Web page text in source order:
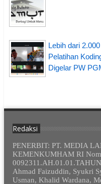
Lebih dari
Pelatihan
Digelar PW
Redaksi
PENERBIT: PT. MEDIA
KEMENKUMHAM RI
Ahmad Faizuddin, Syukri
Usman, Khalid Wardana,